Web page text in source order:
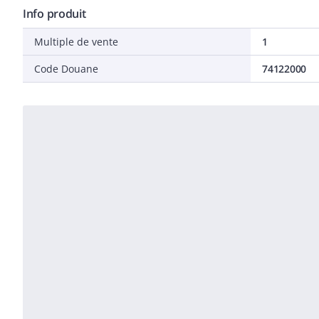
Info produit
Multiple de vente
1
Code Douane
74122000